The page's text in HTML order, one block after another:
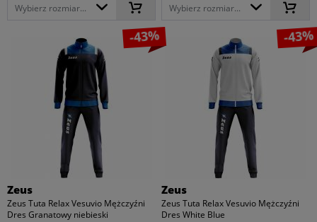
Wybierz rozmiar... Wybierz rozmiar...
-43%
Zeus
Zeus Tuta Relax Vesuvio Mężczyźni
Dres Granatowy niebieski
-43%
Zeus
Zeus Tuta Relax Vesuvio Mężczyźni
Dres White Blue